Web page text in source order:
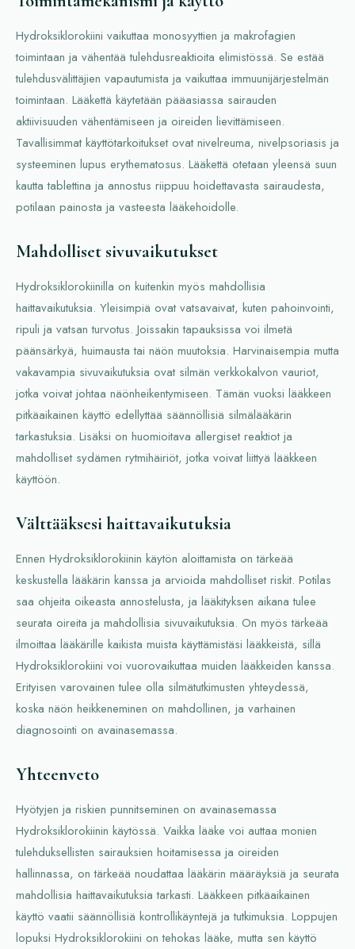
Hydroksiklorokiini vaikuttaa monosyyttien ja makrofagien
toimintaan ja vähentää tulehdusreaktioita elimistössä. Se estää
tulehdusvälittäjien vapautumista ja vaikuttaa immuunijärjestelmän
toimintaan. Lääkettä käytetään pääasiassa sairauden
aktiivisuuden vähentämiseen ja oireiden lievittämiseen.
Tavallisimmat käyttötarkoitukset ovat nivelreuma, nivelpsoriasis ja
systeeminen lupus erythematosus. Lääkettä otetaan yleensä suun
kautta tablettina ja annostus riippuu hoidettavasta sairaudesta,
potilaan painosta ja vasteesta lääkehoidolle.
Mahdolliset sivuvaikutukset
Hydroksiklorokiinilla on kuitenkin myös mahdollisia
haittavaikutuksia. Yleisimpiä ovat vatsavaivat, kuten pahoinvointi,
ripuli ja vatsan turvotus. Joissakin tapauksissa voi ilmetä
päänsärkyä, huimausta tai näön muutoksia. Harvinaisempia mutta
vakavampia sivuvaikutuksia ovat silmän verkkokalvon vauriot,
jotka voivat johtaa näönheikentymiseen. Tämän vuoksi lääkkeen
pitkäaikainen käyttö edellyttää säännöllisiä silmälääkärin
tarkastuksia. Lisäksi on huomioitava allergiset reaktiot ja
mahdolliset sydämen rytmihäiriöt, jotka voivat liittyä lääkkeen
käyttöön.
Välttääksesi haittavaikutuksia
Ennen Hydroksiklorokiinin käytön aloittamista on tärkeää
keskustella lääkärin kanssa ja arvioida mahdolliset riskit. Potilas
saa ohjeita oikeasta annostelusta, ja lääkityksen aikana tulee
seurata oireita ja mahdollisia sivuvaikutuksia. On myös tärkeää
ilmoittaa lääkärille kaikista muista käyttämistäsi lääkkeistä, sillä
Hydroksiklorokiini voi vuorovaikuttaa muiden lääkkeiden kanssa.
Erityisen varovainen tulee olla silmätutkimusten yhteydessä,
koska näön heikkeneminen on mahdollinen, ja varhainen
diagnosointi on avainasemassa.
Yhteenveto
Hyötyjen ja riskien punnitseminen on avainasemassa
Hydroksiklorokiinin käytössä. Vaikka lääke voi auttaa monien
tulehduksellisten sairauksien hoitamisessa ja oireiden
hallinnassa, on tärkeää noudattaa lääkärin määräyksiä ja seurata
mahdollisia haittavaikutuksia tarkasti. Lääkkeen pitkäaikainen
käyttö vaatii säännöllisiä kontrollikäyntejä ja tutkimuksia. Loppujen
lopuksi Hydroksiklorokiini on tehokas lääke, mutta sen käyttö